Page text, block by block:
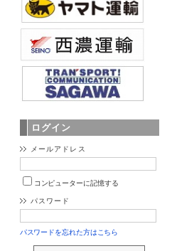
ログイン
メールアドレス
コンピューターに記憶する
パスワード
パスワードを忘れた方はこちら